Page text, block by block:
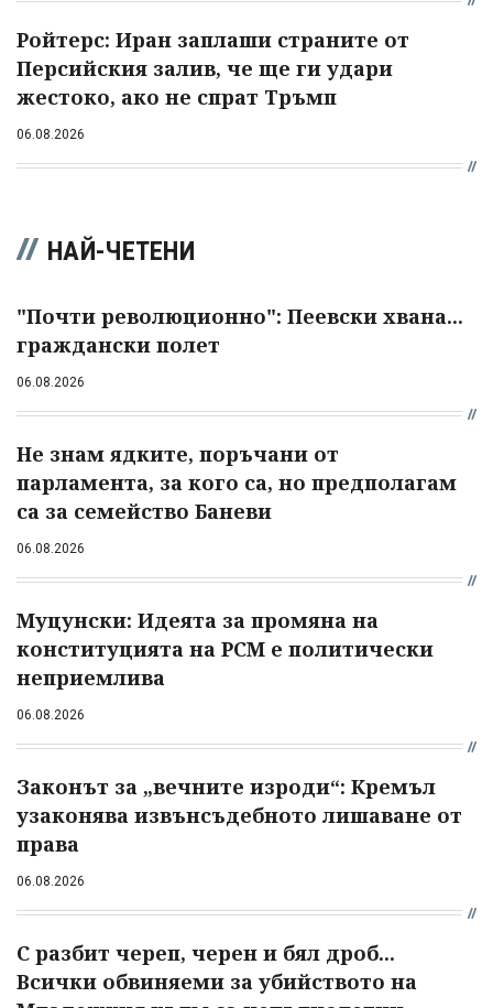
Ройтерс: Иран заплаши страните от
Персийския залив, че ще ги удари
жестоко, ако не спрат Тръмп
06.08.2026
НАЙ-ЧЕТЕНИ
"Почти революционно": Пеевски хвана...
граждански полет
06.08.2026
Не знам ядките, поръчани от
парламента, за кого са, но предполагам
са за семейство Баневи
06.08.2026
Муцунски: Идеята за промяна на
конституцията на РСМ е политически
неприемлива
06.08.2026
Законът за „вечните изроди“: Кремъл
узаконява извънсъдебното лишаване от
права
06.08.2026
С разбит череп, черен и бял дроб...
Всички обвиняеми за убийството на